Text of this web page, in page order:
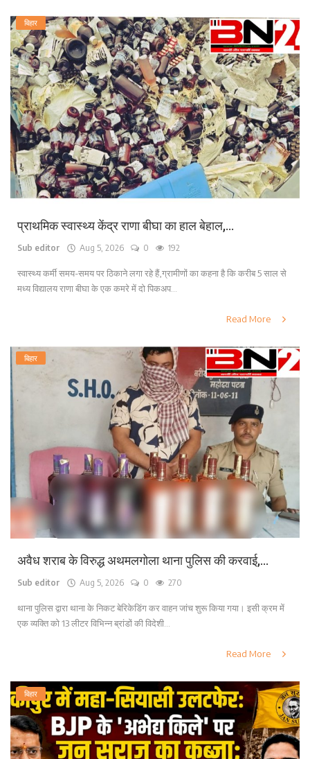
बिहार
प्राथमिक स्वास्थ्य केंद्र राणा बीघा का हाल बेहाल,...
Sub editor Aug 5, 2026 0 192
स्वास्थ्य कर्मी समय-समय पर ठिकाने लगा रहे हैं,ग्रामीणों का कहना है कि करीब 5 साल से
मध्य विद्यालय राणा बीघा के एक कमरे में दो पिकअप...
Read More
बिहार
अवैध शराब के विरुद्ध अथमलगोला थाना पुलिस की करवाई,...
Sub editor Aug 5, 2026 0 270
थाना पुलिस द्वारा थाना के निकट बेरिकेडिंग कर वाहन जांच शुरू किया गया। इसी क्रम में
एक व्यक्ति को 13 लीटर विभिन्न ब्रांडों की विदेशी...
Read More
बिहार